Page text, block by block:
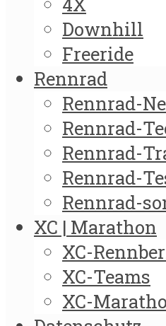
Downhill
Freeride
Rennrad
Rennrad-
Rennrad-
Rennrad-
Rennrad-
Rennrad-
XC | Marathon
XC-
XC-Teams
XC-